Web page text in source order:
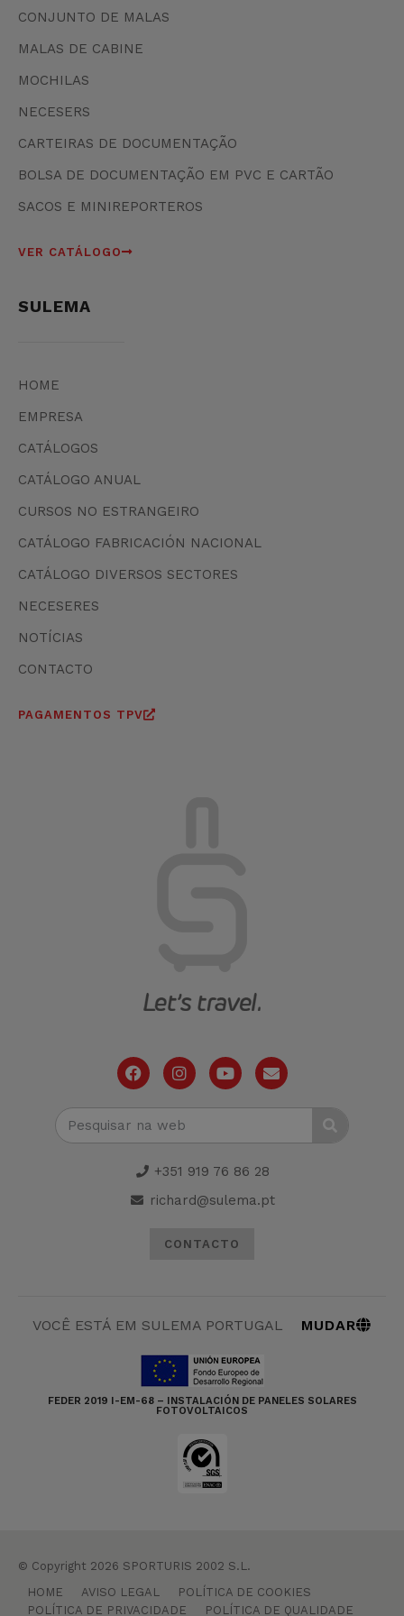
CONJUNTO DE MALAS
MALAS DE CABINE
MOCHILAS
NECESERS
CARTEIRAS DE DOCUMENTAÇÃO
BOLSA DE DOCUMENTAÇÃO EM PVC E CARTÃO
SACOS E MINIREPORTEROS
VER CATÁLOGO
SULEMA
HOME
EMPRESA
CATÁLOGOS
CATÁLOGO ANUAL
CURSOS NO ESTRANGEIRO
CATÁLOGO FABRICACIÓN NACIONAL
CATÁLOGO DIVERSOS SECTORES
NECESERES
NOTÍCIAS
CONTACTO
PAGAMENTOS TPV
+351 919 76 86 28
richard@sulema.pt
CONTACTO
VOCÊ ESTÁ EM SULEMA PORTUGAL MUDAR
FEDER 2019 I-EM-68 – INSTALACIÓN DE PANELES SOLARES
FOTOVOLTAICOS
© Copyright 2026 SPORTURIS 2002 S.L.
HOME
AVISO LEGAL
POLÍTICA DE COOKIES
POLÍTICA DE PRIVACIDADE
POLÍTICA DE QUALIDADE